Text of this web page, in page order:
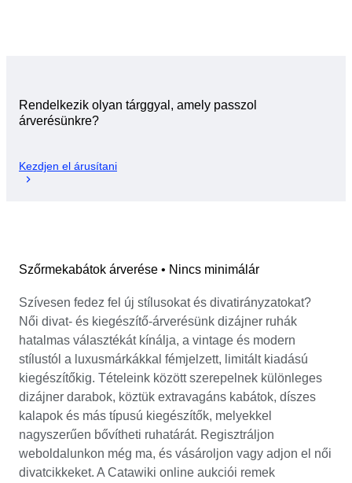
Rendelkezik olyan tárggyal, amely passzol
árverésünkre?
Kezdjen el árusítani
Szőrmekabátok árverése • Nincs minimálár
Szívesen fedez fel új stílusokat és divatirányzatokat?
Női divat- és kiegészítő-árverésünk dizájner ruhák
hatalmas választékát kínálja, a vintage és modern
stílustól a luxusmárkákkal fémjelzett, limitált kiadású
kiegészítőkig. Tételeink között szerepelnek különleges
dizájner darabok, köztük extravagáns kabátok, díszes
kalapok és más típusú kiegészítők, melyekkel
nagyszerűen bővítheti ruhatárát. Regisztráljon
weboldalunkon még ma, és vásároljon vagy adjon el női
divatcikkeket. A Catawiki online aukciói remek